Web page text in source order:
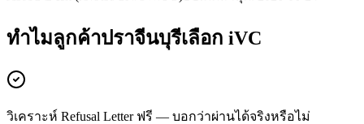
ทำไมลูกค้าปราจีนบุรีเลือก iVC
วิเคราะห์ Refusal Letter ฟรี — บอกว่าผ่านได้จริงหรือไม่